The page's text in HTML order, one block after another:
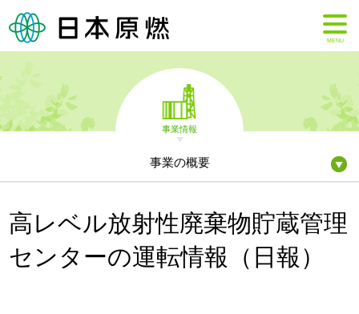
MENU
事業情報
事業の概要
高レベル放射性廃棄物貯蔵管理
センターの運転情報（日報）